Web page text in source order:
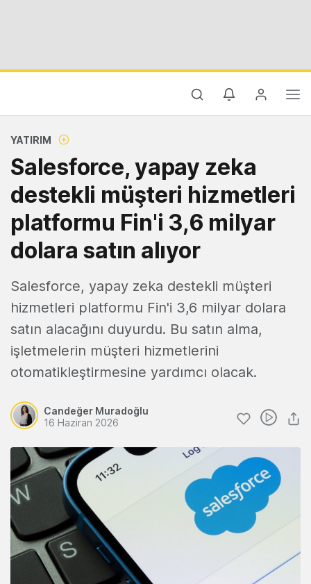
YATIRIM
Salesforce, yapay zeka
destekli müşteri hizmetleri
platformu Fin'i 3,6 milyar
dolara satın alıyor
Salesforce, yapay zeka destekli müşteri
hizmetleri platformu Fin'i 3,6 milyar dolara
satın alacağını duyurdu. Bu satın alma,
işletmelerin müşteri hizmetlerini
otomatikleştirmesine yardımcı olacak.
Candeğer Muradoğlu
16 Haziran 2026